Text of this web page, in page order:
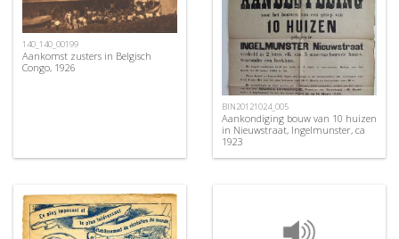
140_140_00199
Aankomst zusters in Belgisch
Congo, 1926
BIN20121024_005
Aankondiging bouw van 10 huizen
in Nieuwstraat, Ingelmunster, ca
1923